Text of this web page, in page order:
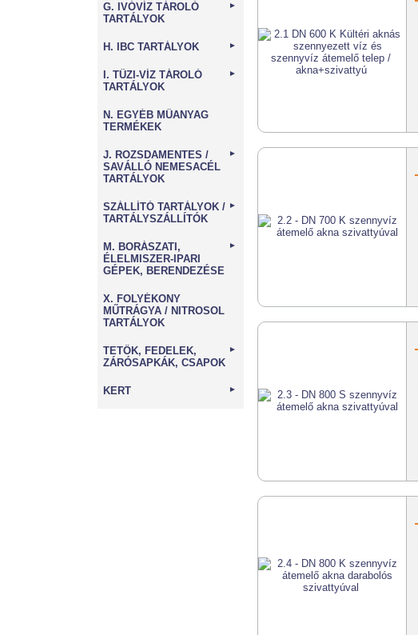
G. IVÓVÍZ TÁROLÓ
TARTÁLYOK
►
H. IBC TARTÁLYOK ►
I. TŰZI-VÍZ TÁROLÓ
TARTÁLYOK
►
N. EGYÉB MŰANYAG
TERMÉKEK
J. ROZSDAMENTES /
SAVÁLLÓ NEMESACÉL
TARTÁLYOK
►
SZÁLLÍTÓ TARTÁLYOK /
TARTÁLYSZÁLLÍTÓK
►
M. BORÁSZATI,
ÉLELMISZER-IPARI
GÉPEK, BERENDEZÉSE
►
X. FOLYÉKONY
MŰTRÁGYA / NITROSOL
TARTÁLYOK
TETŐK, FEDELEK,
ZÁRÓSAPKÁK, CSAPOK
►
KERT ►